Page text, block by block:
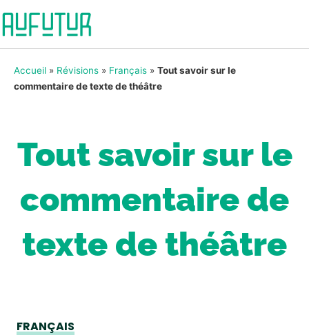
Accueil » Révisions » Français » Tout savoir sur le
commentaire de texte de théâtre
Tout savoir sur le
commentaire de
texte de théâtre
FRANÇAIS